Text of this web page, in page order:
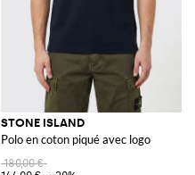
STONE ISLAND
Polo en coton piqué avec logo
180,00 €